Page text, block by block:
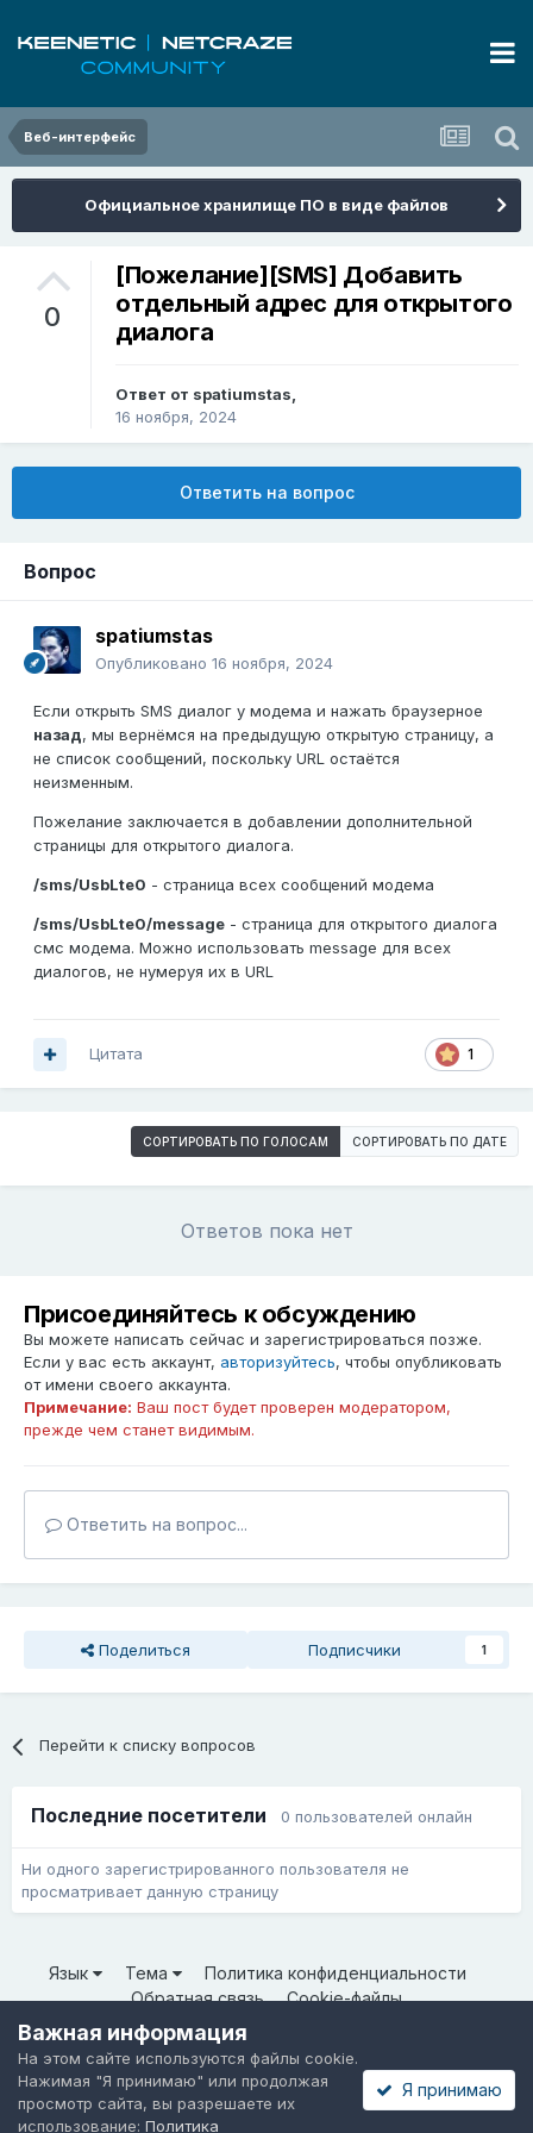
Веб-интерфейс
Официальное хранилище ПО в виде файлов
0
[Пожелание][SMS] Добавить
отдельный адрес для открытого
диалога
Ответ от spatiumstas,
16 ноября, 2024
Ответить на вопрос
Вопрос
spatiumstas
Опубликовано 16 ноября, 2024
Если открыть SMS диалог у модема и нажать браузерное
назад, мы вернёмся на предыдущую открытую страницу, а
не список сообщений, поскольку URL остаётся
неизменным.
Пожелание заключается в добавлении дополнительной
страницы для открытого диалога.
/sms/UsbLte0 - страница всех сообщений модема
/sms/UsbLte0/message - страница для открытого диалога
смс модема. Можно использовать message для всех
диалогов, не нумеруя их в URL
1
Цитата
СОРТИРОВАТЬ ПО ГОЛОСАМ СОРТИРОВАТЬ ПО ДАТЕ
Ответов пока нет
Присоединяйтесь к обсуждению
Вы можете написать сейчас и зарегистрироваться позже.
Если у вас есть аккаунт, авторизуйтесь, чтобы опубликовать
от имени своего аккаунта.
Примечание: Ваш пост будет проверен модератором,
прежде чем станет видимым.
Ответить на вопрос...
Поделиться Подписчики 1
Перейти к списку вопросов
Последние посетители 0 пользователей онлайн
Ни одного зарегистрированного пользователя не
просматривает данную страницу
Язык Тема
Политика конфиденциальности
Обратная связь
Cookie-файлы
© ООО «Неткрейз» 2025
Powered by Invision Community
Важная информация
На этом сайте используются файлы cookie.
Нажимая "Я принимаю" или продолжая
просмотр сайта, вы разрешаете их
использование: Политика
Я принимаю